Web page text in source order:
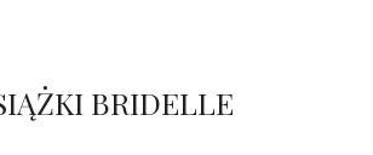
BRIDELLE